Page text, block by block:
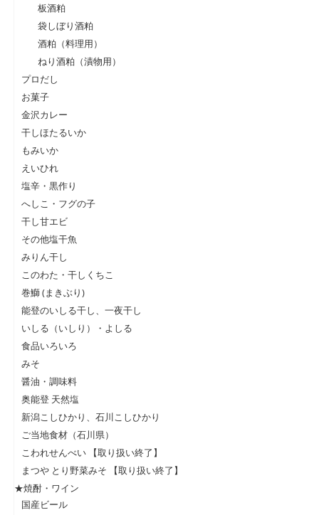
板酒粕
袋しぼり酒粕
酒粕（料理用）
ねり酒粕（漬物用）
プロだし
お菓子
金沢カレー
干しほたるいか
もみいか
えいひれ
塩辛・黒作り
へしこ・フグの子
干し甘エビ
その他塩干魚
みりん干し
このわた・干しくちこ
巻鰤 (まきぶり)
能登のいしる干し、一夜干し
いしる（いしり）・よしる
食品いろいろ
みそ
醤油・調味料
奥能登 天然塩
新潟こしひかり、石川こしひかり
ご当地食材（石川県）
こわれせんべい 【取り扱い終了】
まつや とり野菜みそ 【取り扱い終了】
★焼酎・ワイン
国産ビール